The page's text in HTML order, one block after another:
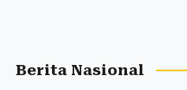
Berita Nasional